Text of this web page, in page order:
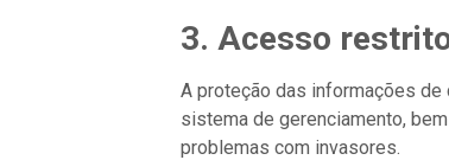
3. Acesso
A proteção das informações
sistema de gerenciamento,
problemas com invasores.